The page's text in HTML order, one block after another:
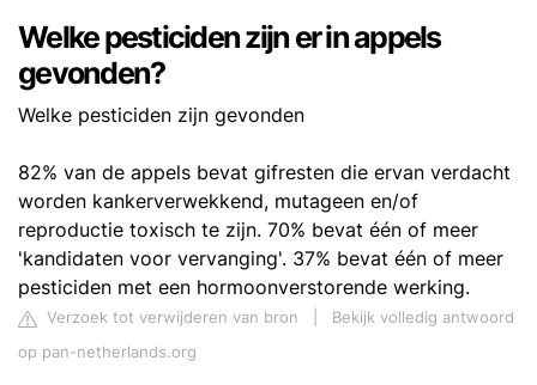
Welke pesticiden zijn er in appels
gevonden?
Welke pesticiden zijn gevonden
82% van de appels bevat gifresten die ervan verdacht
worden kankerverwekkend, mutageen en/of
reproductie toxisch te zijn. 70% bevat één of meer
'kandidaten voor vervanging'. 37% bevat één of meer
pesticiden met een hormoonverstorende werking.
Verzoek tot verwijderen van bron
Bekijk volledig antwoord
op pan-netherlands.org